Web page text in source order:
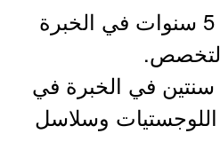
1- خبرة لا تقل عن 5 سنوات في الخبرة
سنتين في الخبرة في
وسلاسل